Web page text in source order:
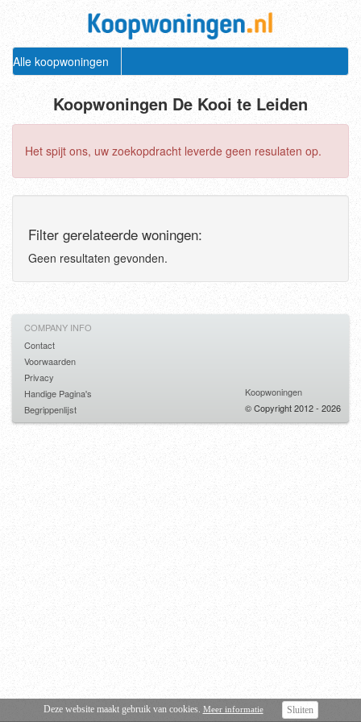
Alle koopwoningen
Koopwoningen De Kooi te Leiden
Het spijt ons, uw zoekopdracht leverde geen resulaten op.
Filter gerelateerde woningen:
Geen resultaten gevonden.
Deze website maakt gebruik van cookies. Meer informatie Sluiten
COMPANY INFO
Contact
Voorwaarden
Privacy
Handige Pagina's
Begrippenlijst
Koopwoningen
© Copyright 2012 - 2026